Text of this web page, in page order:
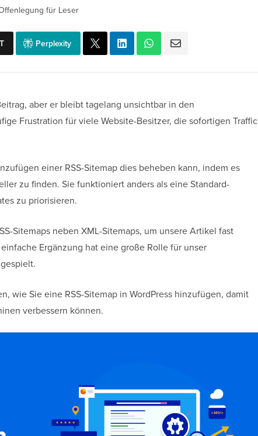
für Leser
Perplexity
aber er bleibt tagelang unsichtbar in den
Frustration für viele Website-Besitzer, die sofortigen Traffic
einer RSS-Sitemap dies beheben kann, indem es
zu finden. Sie funktioniert anders als eine Standard-
zu priorisieren.
Sitemaps neben XML-Sitemaps, um unsere Artikel fast
Ergänzung hat eine große Rolle für unser
wie Sie eine RSS-Sitemap in WordPress hinzufügen, damit
verbessern können.